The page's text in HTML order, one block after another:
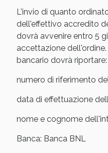
L'invio di quanto
dell'effettivo accredito
dovrà avvenire entro 5
accettazione
bancario dovrà riportare:
numero di riferimento
data di effettuazione
nome e cognome
Banca: Banca BNL
Sconto fino al